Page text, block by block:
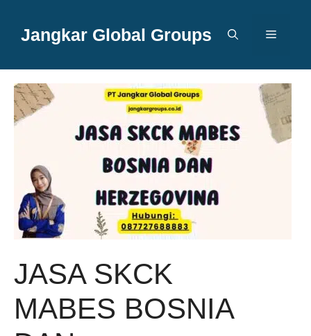
Jangkar Global Groups Menu
JASA SKCK
MABES BOSNIA